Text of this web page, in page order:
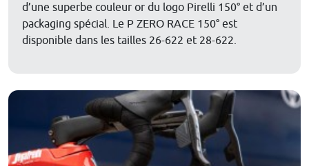
d’une superbe couleur or du logo Pirelli 150° et d’un
packaging spécial. Le P ZERO RACE 150° est
disponible dans les tailles 26-622 et 28-622.